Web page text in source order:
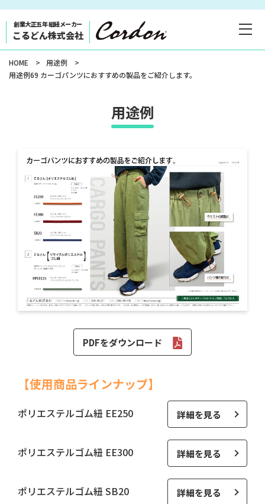
ンツに
進む
創業大正五年 組紐メーカー
こるどん株式会社
HOME
用途例
用途例69 カーゴパンツにおすすめの製品をご紹介します。
用途例
PDFをダウンロード
【使用商品ラインナップ】
ポリエステルゴム紐 EE250 詳細を見る
ポリエステルゴム紐 EE300 詳細を見る
ポリエステルゴム紐 SB20 詳細を見る